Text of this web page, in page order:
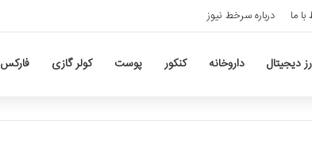
با ما درباره سرخط نیوز
دیجیتال داروخانه کنکور پوست کولر گازی فارکس